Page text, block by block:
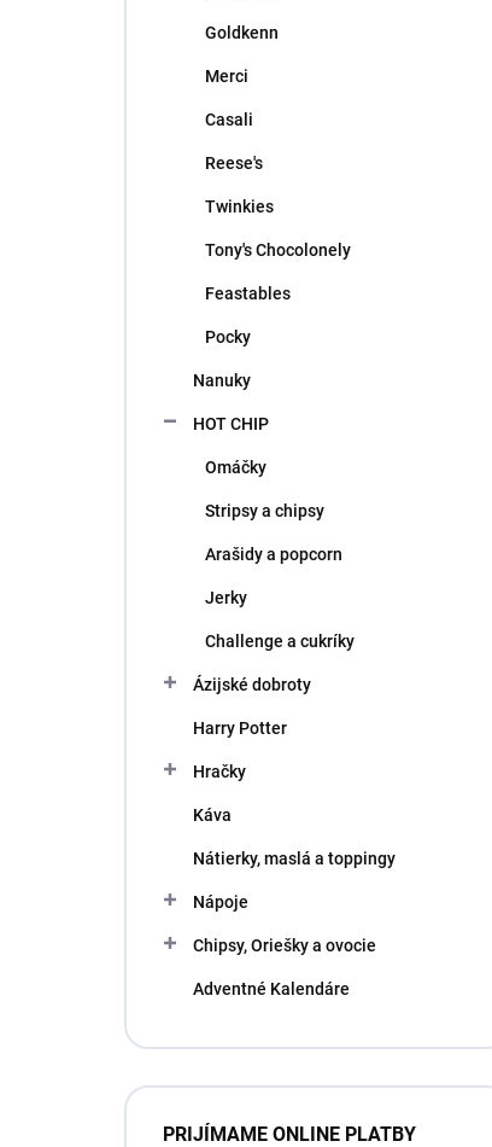
Goldkenn
Merci
Casali
Reese's
Twinkies
Tony's Chocolonely
Feastables
Pocky
Nanuky
HOT CHIP
Omáčky
Stripsy a chipsy
Arašidy a popcorn
Jerky
Challenge a cukríky
Ázijské dobroty
Harry Potter
Hračky
Káva
Nátierky, maslá a toppingy
Nápoje
Chipsy, Oriešky a ovocie
Adventné Kalendáre
PRIJÍMAME ONLINE PLATBY